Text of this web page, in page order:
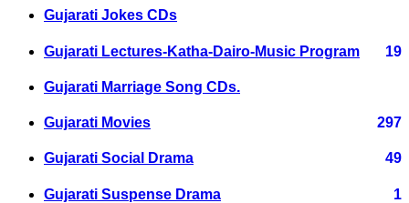
Gujarati Jokes CDs
Gujarati Lectures-Katha-Dairo-Music Program 19
Gujarati Marriage Song CDs.
Gujarati Movies 297
Gujarati Social Drama 49
Gujarati Suspense Drama 1